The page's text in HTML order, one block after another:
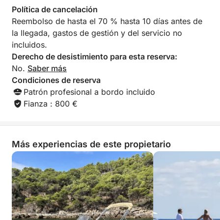
wakeboard o donut inflable.
Lo que realmente hace que esta experiencia sea
excepcional es el equilibrio entre libertad y guía. El
barco es moderno, estable y fácil de manejar,
perfecto para un día tranquilo y sin estrés en el
agua. Además, el conocimiento local de Joaquim te
ayudará a aprovechar al máximo tu ruta,
recomendándote los mejores lugares según el día.
Esto es más que un simple día en barco: es una
inmersión total en el ritmo, la belleza y el lado oculto
de la Costa Brava, ¡vivida a tu manera!
Política de cancelación
Reembolso de hasta el 70 % hasta 10 días antes de
la llegada, gastos de gestión y del servicio no
incluidos.
Derecho de desistimiento para esta reserva:
No. Saber más
Condiciones de reserva
Patrón profesional a bordo incluido
Fianza : 800 €
Más experiencias de este propietario